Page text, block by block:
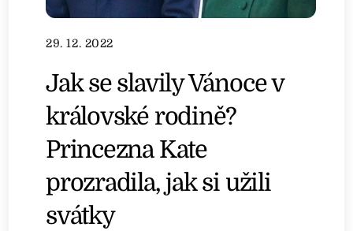
29. 12. 2022
Jak se slavily Vánoce v
královské rodině?
Princezna Kate
prozradila, jak si užili
svátky